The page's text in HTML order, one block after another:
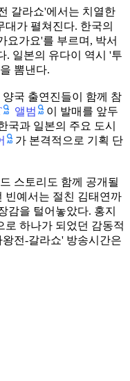
갈라쇼'에서는 치열한
가 펼쳐진다. 한국의
요가요'를 부르며, 박서
. 일본의 유다이 역시 '투
뽐낸다.
국 출연진들이 함께 참
앨범
이 발매를 앞두
국과 일본의 주요 도시
가 본격적으로 기획 단
스토리도 함께 공개될
빈예서는 절친 김태연까
감을 털어놓았다. 홍지
로 하나가 되었던 감동적
전-갈라쇼' 방송시간은